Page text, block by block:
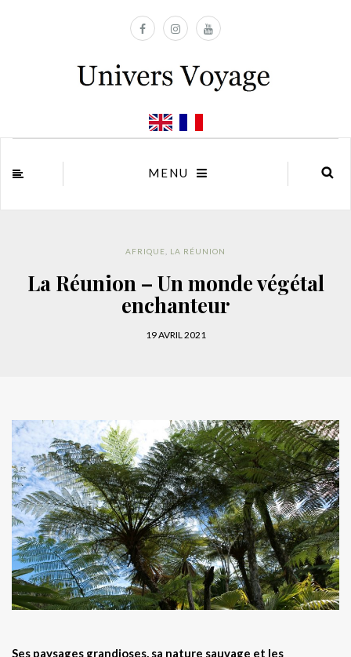
MENU
AFRIQUE LA RÉUNION
La Réunion – Un monde végétal
enchanteur
19 AVRIL 2021
Ses paysages grandioses, sa nature sauvage et les